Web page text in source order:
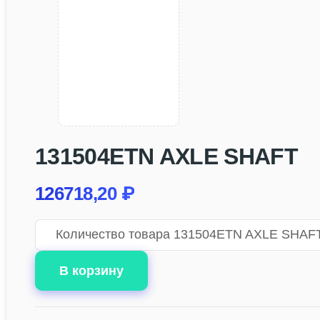
131504ETN AXLE SHAFT
126718,20 ₽
Количество товара 131504ETN AXLE
В корзину